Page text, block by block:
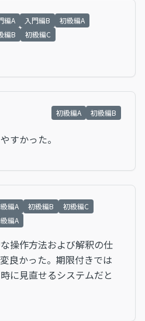
編A 入門編B
初級編A
編B
初級編C
初級編A 初級編B
すかった。
編A 初級編B
初級編C
編A
操作方法および解釈の仕
良かった。期限付きでは
に見直せるシステムだと